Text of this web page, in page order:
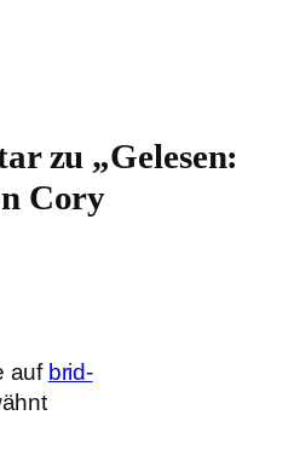
zu „Gelesen:
Cory
auf brid-